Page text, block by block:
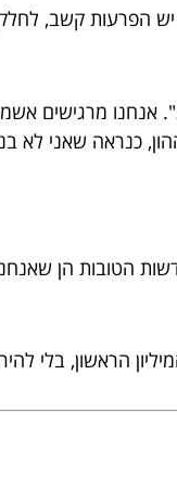
קשב,
מרגישים
כנראה שאני לא
הטובות הן
הראשון, בלי